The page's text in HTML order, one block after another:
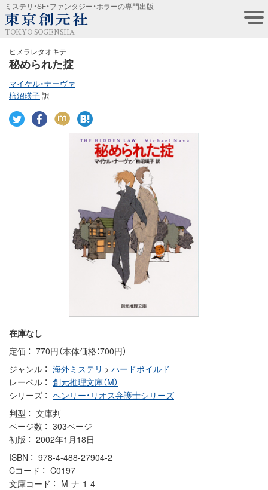
ミステリ・SF・ファンタジー・ホラーの専門出版
TOKYO SOGENSHA
ヒメラレタオキテ
秘められた掟
マイケル・ナーヴァ
柿沼瑛子訳
在庫なし
定価
770円（本体価格：700円）
ジャンル
海外ミステリ > ハードボイルド
レーベル
創元推理文庫（M）
シリーズ
ヘンリー・リオス弁護士シリーズ
判型
文庫判
ページ数
303ページ
初版
2002年1月18日
ISBN
978-4-488-27904-2
Cコード
C0197
文庫コード
M-ナ-1-4